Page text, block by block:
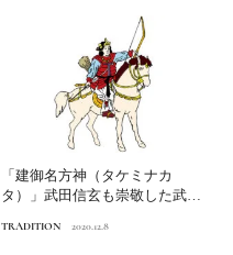
「建御名方神（タケミナカ
タ）」武田信玄も崇敬した武の
TRADITION 2020.12.8